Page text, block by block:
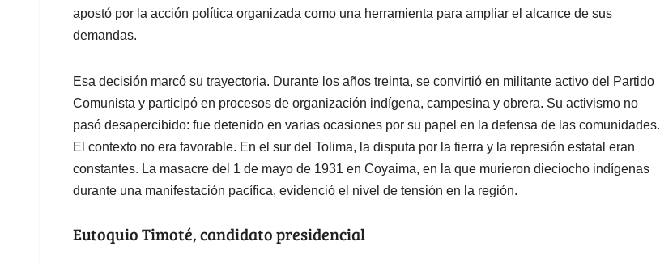
apostó por la acción política organizada como una herramienta para ampliar el alcance de sus
demandas.
Esa decisión marcó su trayectoria. Durante los años treinta, se convirtió en militante activo del Partido
Comunista y participó en procesos de organización indígena, campesina y obrera. Su activismo no
pasó desapercibido: fue detenido en varias ocasiones por su papel en la defensa de las comunidades.
El contexto no era favorable. En el sur del Tolima, la disputa por la tierra y la represión estatal eran
constantes. La masacre del 1 de mayo de 1931 en Coyaima, en la que murieron dieciocho indígenas
durante una manifestación pacífica, evidenció el nivel de tensión en la región.
Eutoquio Timoté, candidato presidencial